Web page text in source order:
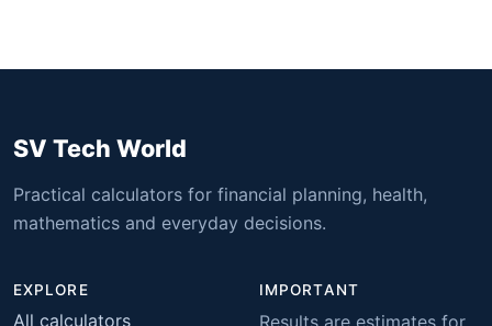
SV Tech World
Practical calculators for financial planning, health,
mathematics and everyday decisions.
EXPLORE
All calculators
IMPORTANT
Results are estimates for